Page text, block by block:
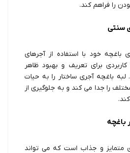
را فراهم کند.
باغچه خود با استفاده از آجرهای
برای تعریف و بهبود ظاهر
باغچه آجری ساختار را به حیات
را جدا می کند و به جلوگیری از
متمایز و جذاب است که می تواند